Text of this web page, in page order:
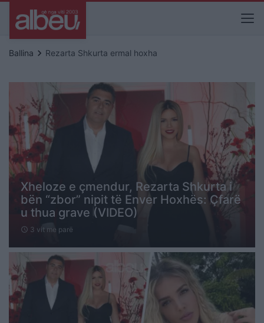
Ballina keyboard_arrow_right Rezarta Shkurta ermal hoxha
Xheloze e çmendur, Rezarta Shkurta i
bën “zbor” nipit të Enver Hoxhës: Çfarë
u thua grave (VIDEO)
schedule 3 vit me parë